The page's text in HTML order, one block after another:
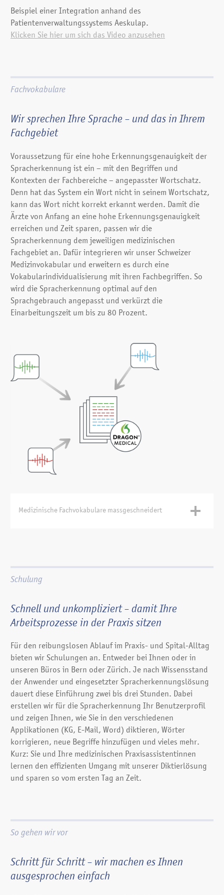
Beispiel einer Integration anhand des
Patientenverwaltungssystems Aeskulap.
Klicken Sie hier um sich das Video anzusehen
Fachvokabulare
Wir sprechen Ihre Sprache – und das in Ihrem
Fachgebiet
Voraussetzung für eine hohe Erkennungsgenauigkeit der
Spracherkennung ist ein – mit den Begriffen und
Kontexten der Fachbereiche – angepasster Wortschatz.
Denn hat das System ein Wort nicht in seinem Wortschatz,
kann das Wort nicht korrekt erkannt werden. Damit die
Ärzte von Anfang an eine hohe Erkennungsgenauigkeit
erreichen und Zeit sparen, passen wir die
Spracherkennung dem jeweiligen medizinischen
Fachgebiet an. Dafür integrieren wir unser Schweizer
Medizinvokabular und erweitern es durch eine
Vokabularindividualisierung mit ihren Fachbegriffen. So
wird die Spracherkennung optimal auf den
Sprachgebrauch angepasst und verkürzt die
Einarbeitungszeit um bis zu 80 Prozent.
Medizinische Fachvokabulare massgeschneidert
elektronischen Auswertung dieser Dokumente extrahieren
gelesen und mit der phonetischen Schreibweise von
Abkürzungen oder englischen Ausdrücken ergänzt. Der so
Kontexten verbunden und in Ihr Sprachprofil
implementiert. So ist die Spracherkennung optimal auf Ihr
Fachgebiet bzw. Ihren Sprachgebrauch angepasst.
Medizinische Basisvokabulare
Angiologie
Arbeitsmedizin
Chirurgie
Dermatologie
Endokrinologie / Diabetologie
Gastroenterologie
Geriatrie / Neurologie
HNO (Hals-Nasen-Ohren)
Kardiologie
Kinderchirurgie
Schulung
Schnell und unkompliziert – damit Ihre
Arbeitsprozesse in der Praxis sitzen
Für den reibungslosen Ablauf im Praxis- und Spital-Alltag
bieten wir Schulungen an. Entweder bei Ihnen oder in
unseren Büros in Bern oder Zürich. Je nach Wissensstand
der Anwender und eingesetzter Spracherkennungslösung
dauert diese Einführung zwei bis drei Stunden. Dabei
erstellen wir für die Spracherkennung Ihr Benutzerprofil
und zeigen Ihnen, wie Sie in den verschiedenen
Applikationen (KG, E-Mail, Word) diktieren, Wörter
korrigieren, neue Begriffe hinzufügen und vieles mehr.
Kurz: Sie und Ihre medizinischen Praxisassistentinnen
lernen den effizienten Umgang mit unserer Diktierlösung
und sparen so vom ersten Tag an Zeit.
So gehen wir vor
Schritt für Schritt – wir machen es Ihnen
ausgesprochen einfach